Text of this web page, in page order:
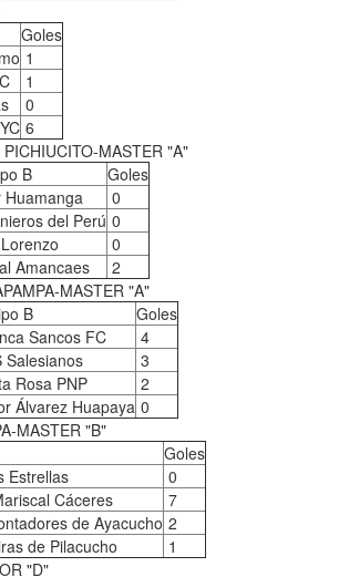
Goles
1
1
0
6
MASTER "A"
B
Goles
Huamanga
0
del Perú 0
0
Amancaes
2
MASTER "A"
B
Goles
Sancos FC
4
Salesianos
3
Rosa PNP
2
Álvarez Huapaya 0
MASTER "B"
Goles
Estrellas
0
Cáceres
7
de Ayacucho 2
de Pilacucho
1
"D"